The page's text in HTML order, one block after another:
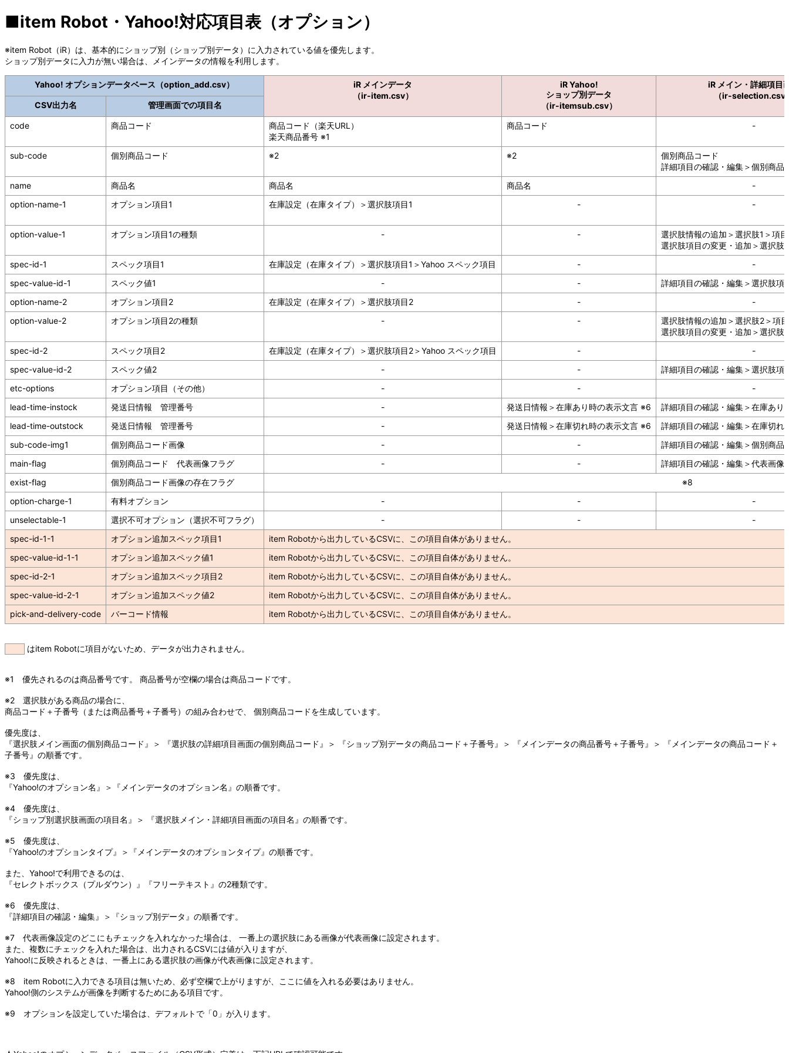
■item Robot・Yahoo!対応項目表（オプション）
※item Robot（iR）は、基本的にショップ別（ショップ別データ）に入力されている値を優先します。
ショップ別データに入力が無い場合は、メインデータの情報を利用します。
Yahoo! オプションデータベース（option_add.csv）
iR メインデータ
（ir-item.csv）
iR Yahoo!
ショップ別データ
（ir-itemsub.csv）
iR メイン・詳細項目
（ir-selection.csv
CSV出力名
管理画面での項目名
code 商品コード
商品コード（楽天URL）
楽天商品番号 ※1
商品コード -
sub-code 個別商品コード ※2 ※2
個別商品コード
詳細項目の確認・編集＞個別商品
name
商品名 商品名 商品名
-
option-name-1
オプション項目1 在庫設定（在庫タイプ）＞選択肢項目1 - -
option-value-1 オプション項目1の種類 - -
選択肢情報の追加＞選択肢1＞項
選択肢項目の変更・追加＞選択肢
spec-id-1
スペック項目1 在庫設定（在庫タイプ）＞選択肢項目1＞Yahoo スペック項目 -
-
spec-value-id-1
スペック値1 - -
詳細項目の確認・編集＞選択肢項
option-name-2
オプション項目2 在庫設定（在庫タイプ）＞選択肢項目2 -
-
option-value-2
オプション項目2の種類 - -
選択肢情報の追加＞選択肢2＞項
選択肢項目の変更・追加＞選択肢
spec-id-2
スペック項目2 在庫設定（在庫タイプ）＞選択肢項目2＞Yahoo スペック項目 -
-
spec-value-id-2
スペック値2 - -
詳細項目の確認・編集＞選択肢項
etc-options
オプション項目（その他） - -
-
lead-time-instock
発送日情報 管理番号 - 発送日情報＞在庫あり時の表示文言 ※6
詳細項目の確認・編集＞在庫あり
lead-time-outstock
発送日情報 管理番号 - 発送日情報＞在庫切れ時の表示文言 ※6
詳細項目の確認・編集＞在庫切れ
sub-code-img1
個別商品コード画像 - -
詳細項目の確認・編集＞個別商品
main-flag
個別商品コード 代表画像フラグ - -
詳細項目の確認・編集＞代表画像
exist-flag
個別商品コード画像の存在フラグ
※8
option-charge-1
有料オプション - -
-
unselectable-1
選択不可オプション（選択不可フラグ） - -
-
spec-id-1-1
オプション追加スペック項目1
item Robotから出力しているCSVに、この項目自体がありません。
spec-value-id-1-1
オプション追加スペック値1
item Robotから出力しているCSVに、この項目自体がありません。
spec-id-2-1
オプション追加スペック項目2
item Robotから出力しているCSVに、この項目自体がありません。
spec-value-id-2-1
オプション追加スペック値2
item Robotから出力しているCSVに、この項目自体がありません。
pick-and-delivery-code
バーコード情報 item Robotから出力しているCSVに、この項目自体がありません。
はitem Robotに項目がないため、データが出力されません。
※1 優先されるのは商品番号です。 商品番号が空欄の場合は商品コードです。
※2 選択肢がある商品の場合に、
商品コード＋子番号（または商品番号＋子番号）の組み合わせで、 個別商品コードを生成しています。
優先度は、
『選択肢メイン画面の個別商品コード』＞ 『選択肢の詳細項目画面の個別商品コード』＞ 『ショップ別データの商品コード＋子番号』＞ 『メインデータの商品番号＋子番号』＞ 『メインデータの商品コード＋
子番号』の順番です。
※3 優先度は、
『Yahoo!のオプション名』＞『メインデータのオプション名』の順番です。
※4 優先度は、
『ショップ別選択肢画面の項目名』＞ 『選択肢メイン・詳細項目画面の項目名』の順番です。
※5 優先度は、
『Yahoo!のオプションタイプ』＞『メインデータのオプションタイプ』の順番です。
また、Yahoo!で利用できるのは、
『セレクトボックス（プルダウン）』『フリーテキスト』の2種類です。
※6 優先度は、
『詳細項目の確認・編集』＞『ショップ別データ』の順番です。
※7 代表画像設定のどこにもチェックを入れなかった場合は、 一番上の選択肢にある画像が代表画像に設定されます。
また、複数にチェックを入れた場合は、出力されるCSVには値が入りますが、
Yahoo!に反映されるときは、一番上にある選択肢の画像が代表画像に設定されます。
※8 item Robotに入力できる項目は無いため、必ず空欄で上がりますが、ここに値を入れる必要はありません。
Yahoo!側のシステムが画像を判断するためにある項目です。
※9 オプションを設定していた場合は、デフォルトで「0」が入ります。